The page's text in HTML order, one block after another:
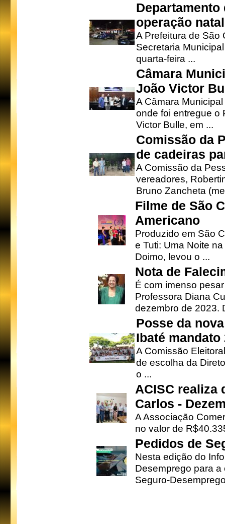
operação
A Prefeitura de São
Secretaria
quarta-feira ...
Câmara
João Victor
A Câmara
onde foi entregue o
Victor Bulle, em ...
Comissão da
de cadeiras
A Comissão da
vereadores,
Bruno Zancheta
Filme de São
Americano
Produzido em São
e Tuti: Uma Noite
Doimo, levou o ...
Nota de
É com imenso
Professora Diana
dezembro de 2023.
Posse da
Ibaté mandato
A Comissão
de escolha da
o ...
ACISC realiza
Carlos -
A Associação
no valor de
Pedidos de
Nesta edição do
Desemprego para
Seguro-